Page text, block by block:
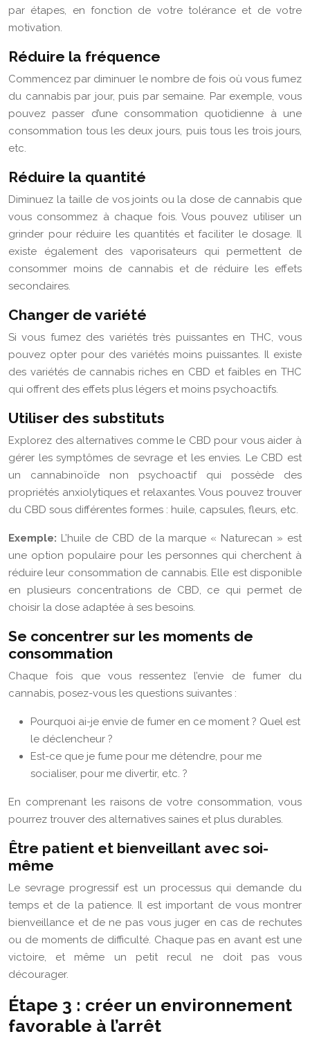
par étapes, en fonction de votre tolérance et de votre
motivation.
Réduire la fréquence
Commencez par diminuer le nombre de fois où vous fumez
du cannabis par jour, puis par semaine. Par exemple, vous
pouvez passer d’une consommation quotidienne à une
consommation tous les deux jours, puis tous les trois jours,
etc.
Réduire la quantité
Diminuez la taille de vos joints ou la dose de cannabis que
vous consommez à chaque fois. Vous pouvez utiliser un
grinder pour réduire les quantités et faciliter le dosage. Il
existe également des vaporisateurs qui permettent de
consommer moins de cannabis et de réduire les effets
secondaires.
Changer de variété
Si vous fumez des variétés très puissantes en THC, vous
pouvez opter pour des variétés moins puissantes. Il existe
des variétés de cannabis riches en CBD et faibles en THC
qui offrent des effets plus légers et moins psychoactifs.
Utiliser des substituts
Explorez des alternatives comme le CBD pour vous aider à
gérer les symptômes de sevrage et les envies. Le CBD est
un cannabinoïde non psychoactif qui possède des
propriétés anxiolytiques et relaxantes. Vous pouvez trouver
du CBD sous différentes formes : huile, capsules, fleurs, etc.
Exemple: L’huile de CBD de la marque « Naturecan » est
une option populaire pour les personnes qui cherchent à
réduire leur consommation de cannabis. Elle est disponible
en plusieurs concentrations de CBD, ce qui permet de
choisir la dose adaptée à ses besoins.
Se concentrer sur les moments de
consommation
Chaque fois que vous ressentez l’envie de fumer du
cannabis, posez-vous les questions suivantes :
Pourquoi ai-je envie de fumer en ce moment ? Quel est
le déclencheur ?
Est-ce que je fume pour me détendre, pour me
socialiser, pour me divertir, etc. ?
En comprenant les raisons de votre consommation, vous
pourrez trouver des alternatives saines et plus durables.
Être patient et bienveillant avec soi-
même
Le sevrage progressif est un processus qui demande du
temps et de la patience. Il est important de vous montrer
bienveillance et de ne pas vous juger en cas de rechutes
ou de moments de difficulté. Chaque pas en avant est une
victoire, et même un petit recul ne doit pas vous
décourager.
Étape 3 : créer un environnement
favorable à l’arrêt